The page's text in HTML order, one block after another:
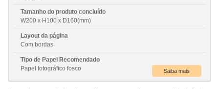
Tamanho do produto concluído
W200 x H100 x D160(mm)
Layout da página
Com bordas
Tipo de Papel Recomendado
Papel fotográfico fosco